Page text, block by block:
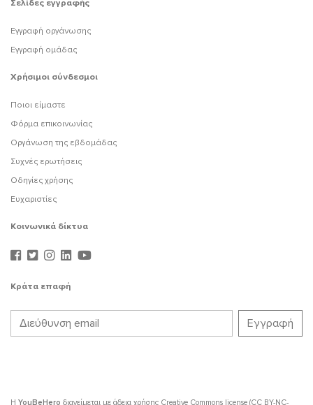
Σελίδες εγγραφής
Εγγραφή οργάνωσης
Εγγραφή ομάδας
Χρήσιμοι σύνδεσμοι
Ποιοι είμαστε
Φόρμα επικοινωνίας
Οργάνωση της εβδομάδας
Συχνές ερωτήσεις
Οδηγίες χρήσης
Ευχαριστίες
Κοινωνικά δίκτυα
Κράτα επαφή
Η YouBeHero διανείμεται με άδεια χρήσης Creative Commons license (CC BY-NC-